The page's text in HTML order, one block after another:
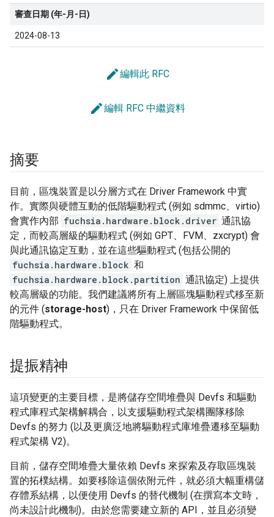
審查日期 (年-月-日)
2024-08-13
edit編輯此 RFC
edit編輯 RFC 中繼資料
摘要
目前，區塊裝置是以分層方式在 Driver Framework 中實
作。實際與硬體互動的低階驅動程式 (例如 sdmmc、virtio)
會實作內部 fuchsia.hardware.block.driver 通訊協
定，而較高層級的驅動程式 (例如 GPT、FVM、zxcrypt) 會
與此通訊協定互動，並在這些驅動程式 (包括公開的
fuchsia.hardware.block 和
fuchsia.hardware.block.partition 通訊協定) 上提供
較高層級的功能。我們建議將所有上層區塊驅動程式移至新
的元件 (storage-host)，只在 Driver Framework 中保留低
階驅動程式。
提振精神
這項變更的主要目標，是將儲存空間堆疊與 Devfs 和驅動
程式庫程式架構解耦合，以支援驅動程式架構團隊移除
Devfs 的努力 (以及更廣泛地將驅動程式庫堆疊遷移至驅動
程式架構 V2)。
目前，儲存空間堆疊大量依賴 Devfs 來探索及存取區塊裝
置的拓樸結構。如要移除這個依附元件，就必須大幅重構儲
存體系結構，以便使用 Devfs 的替代機制 (在撰寫本文時，
尚未設計此機制)。由於您需要建立新的 API，並且必須變